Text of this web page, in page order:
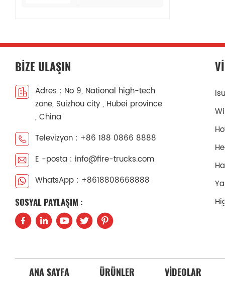
BIZE ULAŞIN
Adres : No 9, National high-tech
zone, Suizhou city , Hubei province
, China
Televizyon : +86 188 0866 8888
E -posta : info@fire-trucks.com
WhatsApp : +8618808668888
SOSYAL PAYLAŞIM :
ANA SAYFA ÜRÜNLER VIDEOLAR